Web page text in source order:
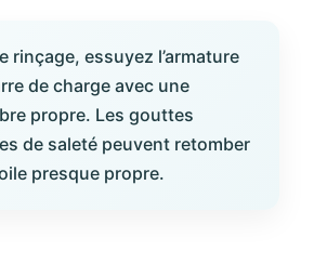
rinçage, essuyez l’armature
de charge avec une
propre. Les gouttes
de saleté peuvent retomber
presque propre.